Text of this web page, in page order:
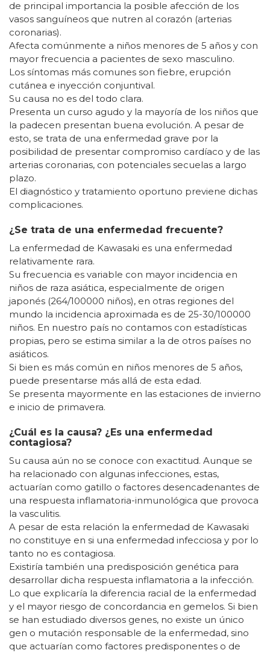
de principal importancia la posible afección de los
vasos sanguíneos que nutren al corazón (arterias
coronarias).
Afecta comúnmente a niños menores de 5 años y con
mayor frecuencia a pacientes de sexo masculino.
Los síntomas más comunes son fiebre, erupción
cutánea e inyección conjuntival.
Su causa no es del todo clara.
Presenta un curso agudo y la mayoría de los niños que
la padecen presentan buena evolución. A pesar de
esto, se trata de una enfermedad grave por la
posibilidad de presentar compromiso cardíaco y de las
arterias coronarias, con potenciales secuelas a largo
plazo.
El diagnóstico y tratamiento oportuno previene dichas
complicaciones.
¿Se trata de una enfermedad frecuente?
La enfermedad de Kawasaki es una enfermedad
relativamente rara.
Su frecuencia es variable con mayor incidencia en
niños de raza asiática, especialmente de origen
japonés (264/100000 niños), en otras regiones del
mundo la incidencia aproximada es de 25-30/100000
niños. En nuestro país no contamos con estadísticas
propias, pero se estima similar a la de otros países no
asiáticos.
Si bien es más común en niños menores de 5 años,
puede presentarse más allá de esta edad.
Se presenta mayormente en las estaciones de invierno
e inicio de primavera.
¿Cuál es la causa? ¿Es una enfermedad
contagiosa?
Su causa aún no se conoce con exactitud. Aunque se
ha relacionado con algunas infecciones, estas,
actuarían como gatillo o factores desencadenantes de
una respuesta inflamatoria-inmunológica que provoca
la vasculitis.
A pesar de esta relación la enfermedad de Kawasaki
no constituye en si una enfermedad infecciosa y por lo
tanto no es contagiosa.
Existiría también una predisposición genética para
desarrollar dicha respuesta inflamatoria a la infección.
Lo que explicaría la diferencia racial de la enfermedad
y el mayor riesgo de concordancia en gemelos. Si bien
se han estudiado diversos genes, no existe un único
gen o mutación responsable de la enfermedad, sino
que actuarían como factores predisponentes o de